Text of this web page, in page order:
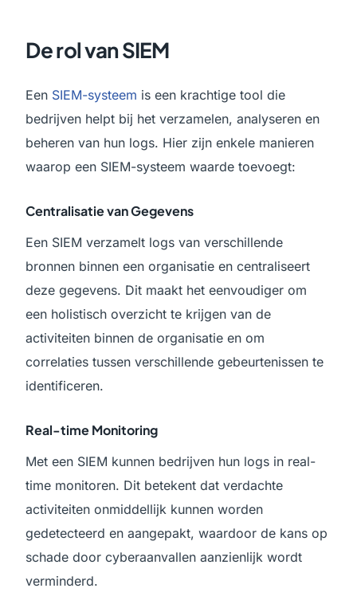
De rol van SIEM
Een SIEM-systeem is een krachtige tool die
bedrijven helpt bij het verzamelen, analyseren en
beheren van hun logs. Hier zijn enkele manieren
waarop een SIEM-systeem waarde toevoegt:
Centralisatie van Gegevens
Een SIEM verzamelt logs van verschillende
bronnen binnen een organisatie en centraliseert
deze gegevens. Dit maakt het eenvoudiger om
een holistisch overzicht te krijgen van de
activiteiten binnen de organisatie en om
correlaties tussen verschillende gebeurtenissen te
identificeren.
Real-time Monitoring
Met een SIEM kunnen bedrijven hun logs in real-
time monitoren. Dit betekent dat verdachte
activiteiten onmiddellijk kunnen worden
gedetecteerd en aangepakt, waardoor de kans op
schade door cyberaanvallen aanzienlijk wordt
verminderd.